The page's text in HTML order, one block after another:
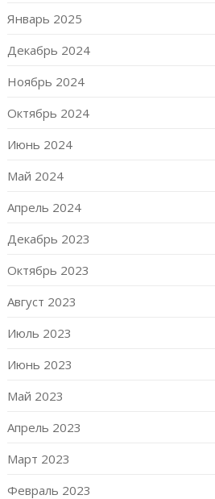
Январь 2025
Декабрь 2024
Ноябрь 2024
Октябрь 2024
Июнь 2024
Май 2024
Апрель 2024
Декабрь 2023
Октябрь 2023
Август 2023
Июль 2023
Июнь 2023
Май 2023
Апрель 2023
Март 2023
Февраль 2023